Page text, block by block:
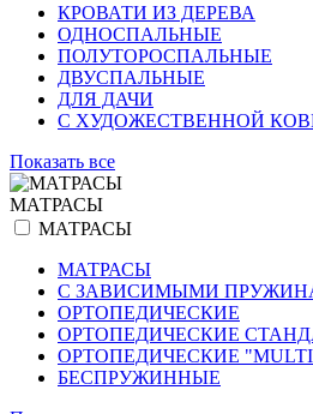
КРОВАТИ ИЗ ДЕРЕВА
ОДНОСПАЛЬНЫЕ
ПОЛУТОРОСПАЛЬНЫЕ
ДВУСПАЛЬНЫЕ
ДЛЯ ДАЧИ
С ХУДОЖЕСТВЕННОЙ
Показать все
МАТРАСЫ
МАТРАСЫ
МАТРАСЫ
С ЗАВИСИМЫМИ
ОРТОПЕДИЧЕСКИЕ
ОРТОПЕДИЧЕСКИЕ
ОРТОПЕДИЧЕСКИЕ
БЕСПРУЖИННЫЕ